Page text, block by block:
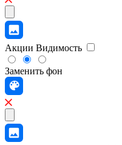
Акции Видимость
Заменить фон